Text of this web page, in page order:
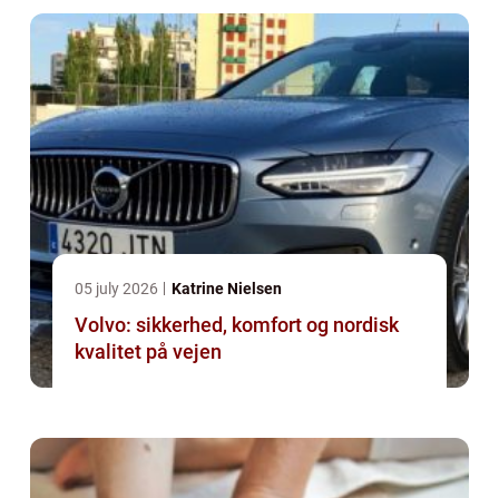
05 july 2026 Katrine Nielsen
Volvo: sikkerhed, komfort og nordisk
kvalitet på vejen